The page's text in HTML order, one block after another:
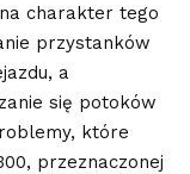
charakter tego
przystanków
a
się potoków
które
przeznaczonej